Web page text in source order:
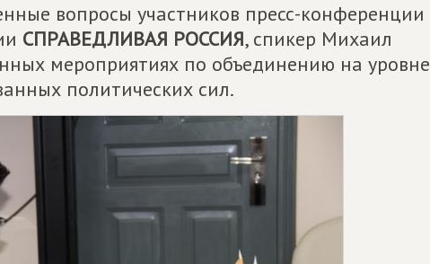
вопросы участников пресс-конференции
СПРАВЕДЛИВАЯ РОССИЯ, спикер Михаил
мероприятиях по объединению на уровне
политических сил.